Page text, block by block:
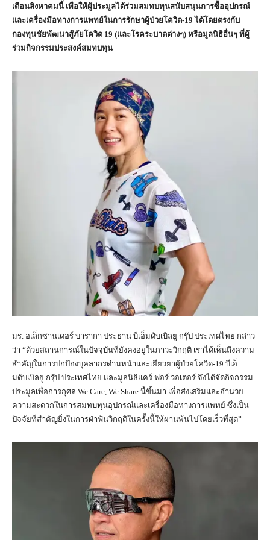
เดือนสิงหาคมนี้ เพื่อให้ผู้ประมูลได้ร่วมสมทบทุนสนับสนุนการซื้ออุปกรณ์
และเครื่องมือทางการแพทย์ในการรักษาผู้ป่วยโควิด-19 ได้โดยตรงกับ
กองทุนชัยพัฒนาสู้ภัยโควิด 19 (และโรคระบาดต่างๆ) หรือมูลนิธิอื่นๆ ที่ผู้
ร่วมกิจกรรมประสงค์สมทบทุน
มร. อเล็กซานเดอร์ บารากา ประธาน บีเอ็มดับเบิลยู กรุ๊ป ประเทศไทย กล่าว
ว่า “ด้วยสถานการณ์ในปัจจุบันที่ยังคงอยู่ในภาวะวิกฤติ เราได้เห็นถึงความ
สำคัญในการปกป้องบุคลากรด่านหน้าและเยียวยาผู้ป่วยโควิด-19 บีเอ็
มดับเบิลยู กรุ๊ป ประเทศไทย และมูลนิธิแคร์ ฟอร์ วอเตอร์ จึงได้จัดกิจกรรม
ประมูลเพื่อการกุศล We Care, We Share นี้ขึ้นมา เพื่อส่งเสริมและอำนวย
ความสะดวกในการสมทบทุนอุปกรณ์และเครื่องมือทางการแพทย์ ซึ่งเป็น
ปัจจัยที่สำคัญยิ่งในการฝ่าฟันวิกฤติในครั้งนี้ให้ผ่านพ้นไปโดยเร็วที่สุด”